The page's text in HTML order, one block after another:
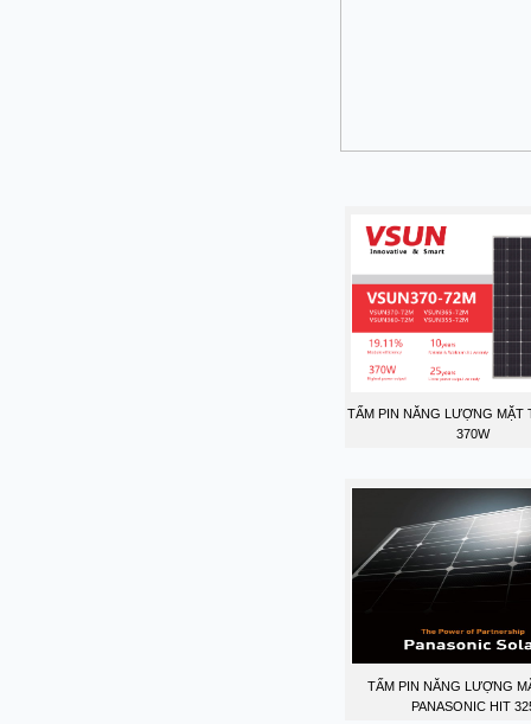
TẤM PIN NĂNG LƯỢNG MẶT
370W
TẤM PIN NĂNG LƯỢNG
PANASONIC HIT